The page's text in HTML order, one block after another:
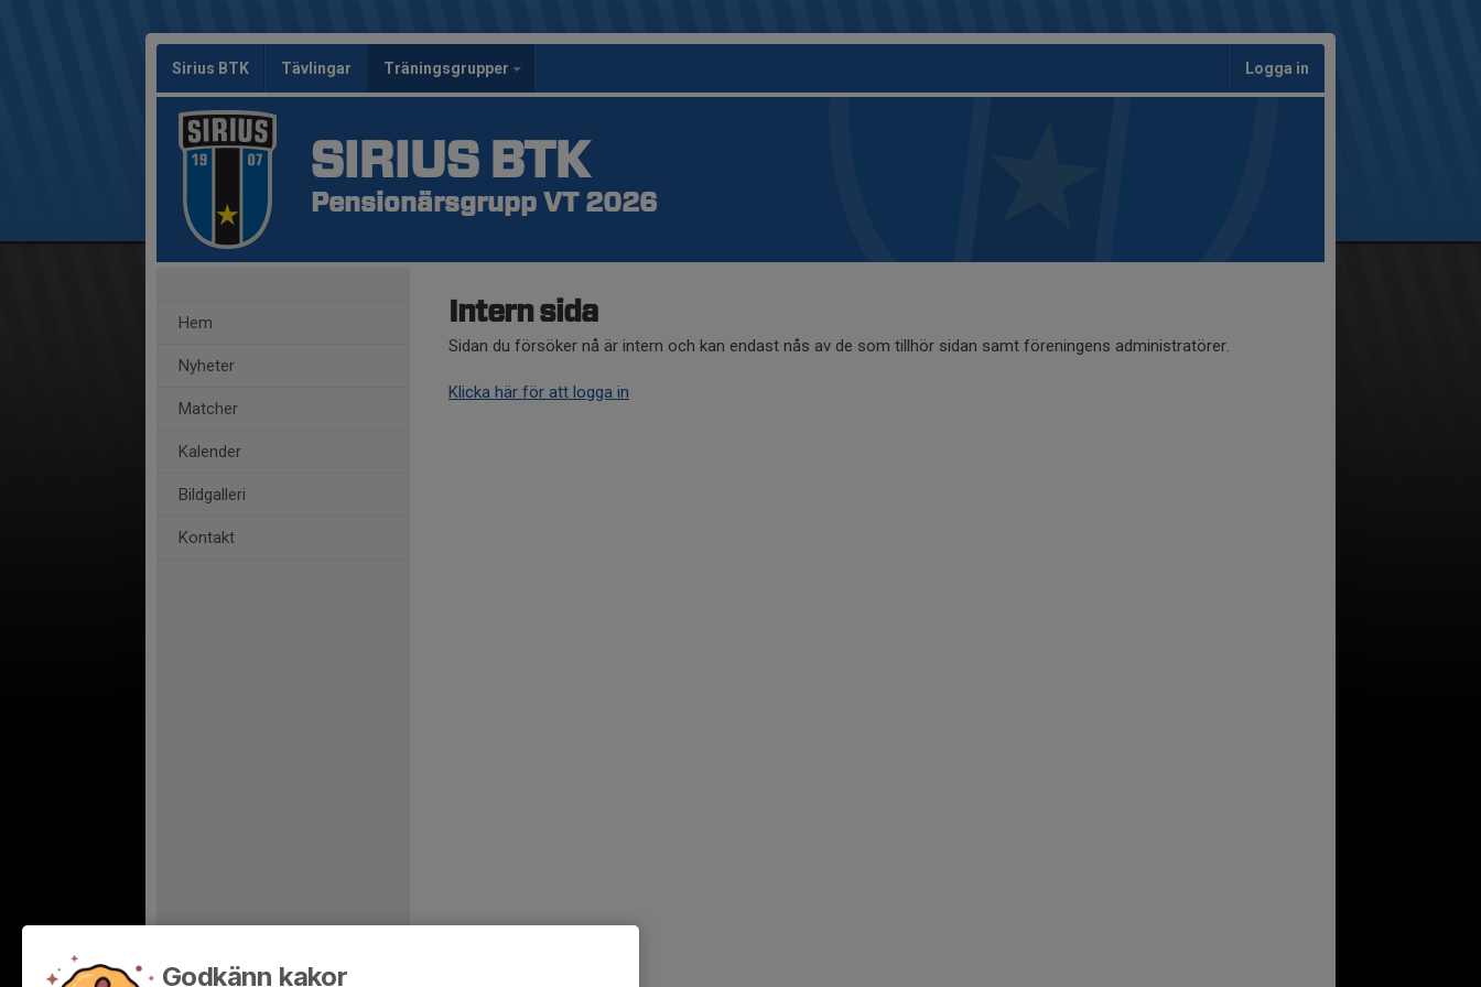
Sirius BTK Tävlingar Träningsgrupper Logga in
SIRIUS BTK
Pensionärsgrupp VT 2026
Hem
Nyheter
Matcher
Kalender
Bildgalleri
Kontakt
Intern sida
Sidan du försöker nå är intern och kan endast nås av de som tillhör sidan samt föreningens administratörer.
Klicka här för att logga in
Godkänn kakor